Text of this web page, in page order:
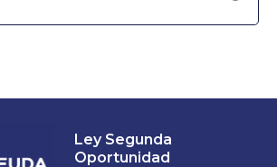
Ley Segunda
Oportunidad